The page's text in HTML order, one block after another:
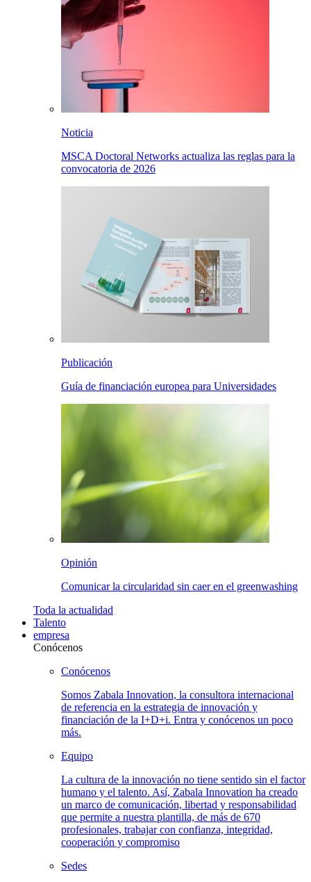
Noticia
MSCA Doctoral Networks actualiza las reglas para la
convocatoria de 2026
Publicación
Guía de financiación europea para Universidades
Opinión
Comunicar la circularidad sin caer en el greenwashing
Toda la actualidad
Talento
empresa
Conócenos
Conócenos
Somos Zabala Innovation, la consultora internacional
de referencia en la estrategia de innovación y
financiación de la I+D+i. Entra y conócenos un poco
más.
Equipo
La cultura de la innovación no tiene sentido sin el factor
humano y el talento. Así, Zabala Innovation ha creado
un marco de comunicación, libertad y responsabilidad
que permite a nuestra plantilla, de más de 670
profesionales, trabajar con confianza, integridad,
cooperación y compromiso
Sedes